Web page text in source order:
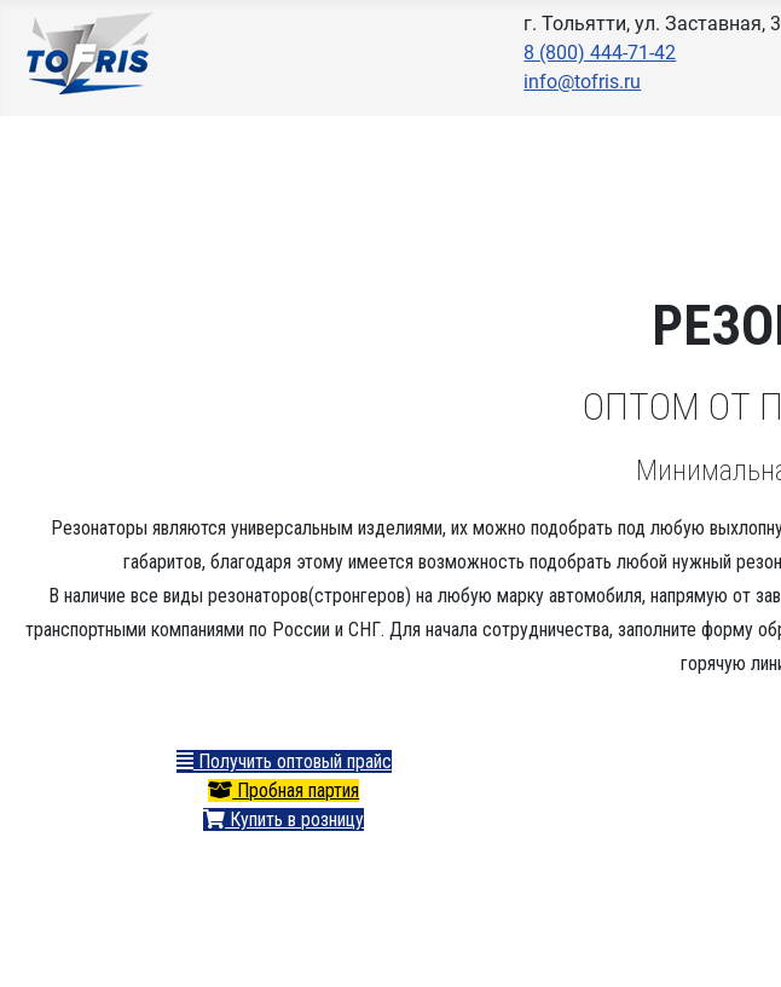
г. Тольятти, ул. Заставная,
8 (800) 444-71-42
info@tofris.ru
ОПТОМ ОТ
Резонаторы являются универсальным изделиями, их можно подобрать под любую
габаритов, благодаря этому имеется возможность подобрать любой нужный
В наличие все виды резонаторов(стронгеров) на любую марку автомобиля, напрямую от
транспортными компаниями по России и СНГ. Для начала сотрудничества, заполните форму
горячую
Получить оптовый прайс
Пробная партия
Купить в розницу